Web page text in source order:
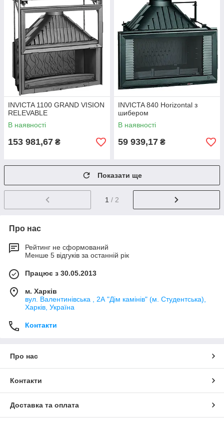
INVICTA 1100 GRAND VISION
RELEVABLE
В наявності
153 981,67 ₴
INVICTA 840 Horizontal з
шибером
В наявності
59 939,17 ₴
Показати ще
1 / 2
Про нас
Рейтинг не сформований
Менше 5 відгуків за останній рік
Працює з 30.05.2013
м. Харків
вул. Валентинівська , 2А "Дім камінів" (м. Студентська),
Харків, Україна
Контакти
Про нас
Контакти
Доставка та оплата